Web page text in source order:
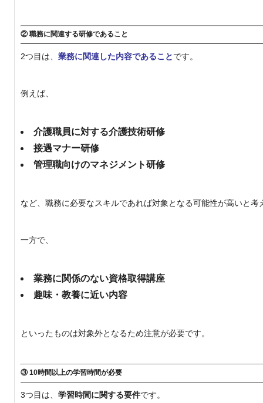
② 職務に関連する研修であること
2つ目は、 業務に関連した内容であることです。
例えば、
介護職員に対する介護技術研修
接遇マナー研修
管理職向けのマネジメント研修
など、職務に必要なスキルであれば対象となる可能性が高いと考
一方で、
業務に関係のない資格取得講座
趣味・教養に近い内容
といったものは対象外となるため注意が必要です。
③ 10時間以上の学習時間が必要
3つ目は、 学習時間に関する要件です。